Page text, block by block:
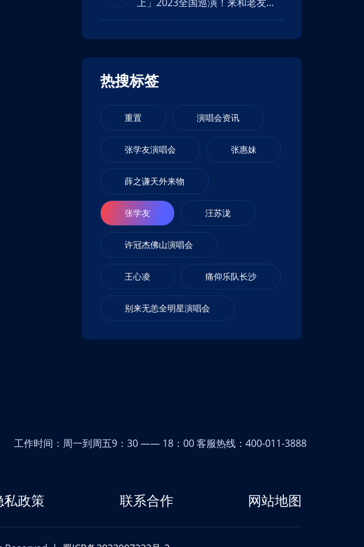
直在路上齐行！
热搜标签
重置 演唱会资讯
张学友演唱会 张惠妹
薛之谦天外来物
张学友 汪苏泷
许冠杰佛山演唱会
王心凌 痛仰乐队长沙
别来无恙全明星演唱会
工作时间：周一到周五9：30 —— 18：00 客服热线：400-011-3888
隐私政策 联系合作 网站地图